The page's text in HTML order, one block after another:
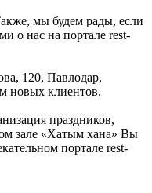
мы будем рады, если
о нас на портале rest-
120, Павлодар,
новых клиентов.
праздников,
зале «Хатым хана» Вы
портале rest-